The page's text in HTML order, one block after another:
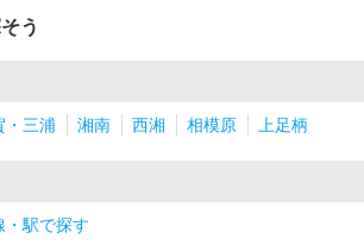
う
・三浦 湘南 西湘 相模原 上足柄
・駅で探す